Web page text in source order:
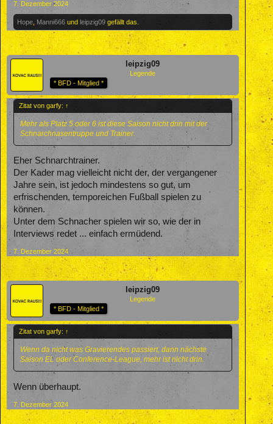
7. Dezember 2024
Hope Manni666 und leipzig09 gefällt das.
leipzig09
Legende
* BFD - Mitglied *
Zitat von garfy: ↑
Mehr als Platz 5 oder 6 ist diese Saison nicht drin mit der
Schnarchnasentruppe und Trainer.
Eher Schnarchtrainer.
Der Kader mag vielleicht nicht der, der vergangener
Jahre sein, ist jedoch mindestens so gut, um
erfrischenden, temporeichen Fußball spielen zu
können.
Unter dem Schnacher spielen wir so, wie der in
Interviews redet ... einfach ermüdend.
7. Dezember 2024
leipzig09
Legende
* BFD - Mitglied *
Zitat von garfy: ↑
Wenn da nicht was Gravierendes passiert, dann nächste
Saison EL oder Conference-League, mehr ist nicht drin.
Wenn überhaupt.
7. Dezember 2024